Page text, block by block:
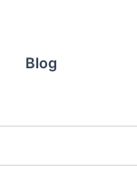
Blog